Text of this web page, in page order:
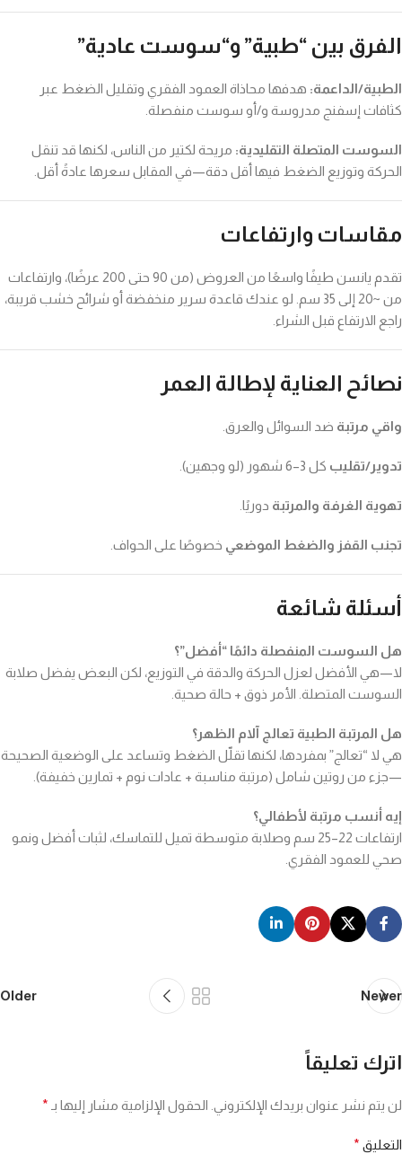
الفرق بين “طبية” و“سوست عادية”
الطبية/الداعمة: هدفها محاذاة العمود الفقري وتقليل الضغط عبر
كثافات إسفنج مدروسة و/أو سوست منفصلة.
السوست المتصلة التقليدية: مريحة لكتير من الناس، لكنها قد تنقل
الحركة وتوزيع الضغط فيها أقل دقة—في المقابل سعرها عادةً أقل.
مقاسات وارتفاعات
تقدم يانسن طيفًا واسعًا من العروض (من 90 حتى 200 عرضًا)، وارتفاعات
من ~20 إلى 35 سم. لو عندك قاعدة سرير منخفضة أو شرائح خشب قريبة،
راجع الارتفاع قبل الشراء.
نصائح العناية لإطالة العمر
واقي مرتبة ضد السوائل والعرق.
تدوير/تقليب كل 3–6 شهور (لو وجهين).
تهوية الغرفة والمرتبة دوريًا.
تجنب القفز والضغط الموضعي خصوصًا على الحواف.
أسئلة شائعة
هل السوست المنفصلة دائمًا “أفضل”؟
لا—هي الأفضل لعزل الحركة والدقة في التوزيع، لكن البعض يفضل صلابة
السوست المتصلة. الأمر ذوق + حالة صحية.
هل المرتبة الطبية تعالج آلام الظهر؟
هي لا “تعالج” بمفردها، لكنها تقلّل الضغط وتساعد على الوضعية الصحيحة
—جزء من روتين شامل (مرتبة مناسبة + عادات نوم + تمارين خفيفة).
إيه أنسب مرتبة لأطفالي؟
ارتفاعات 22–25 سم وصلابة متوسطة تميل للتماسك، لثبات أفضل ونمو
صحي للعمود الفقري.
Newer
Older
اترك تعليقاً
لن يتم نشر عنوان بريدك الإلكتروني. الحقول الإلزامية مشار إليها بـ *
التعليق *